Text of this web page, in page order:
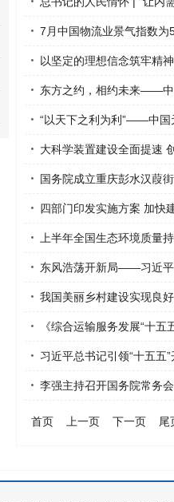
7月中国物流业景气指数为
以坚定的理想信念筑牢精
东方之约，相约未来——中
“以天下之利为利”——中国
大科学装置建设全面提速
国务院成立重庆彭水汉葭
四部门印发实施方案 加快
上半年全国生态环境质量
东风浩荡开新局——习近平
我国美丽乡村建设实现良
《综合运输服务发展“十五
习近平总书记引领“十五五
李强主持召开国务院常务
首页 上一页 下一页